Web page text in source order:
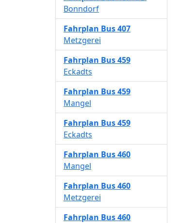
Bonndorf
Fahrplan Bus 407
Metzgerei
Fahrplan Bus 459
Eckadts
Fahrplan Bus 459
Mangel
Fahrplan Bus 459
Eckadts
Fahrplan Bus 460
Mangel
Fahrplan Bus 460
Metzgerei
Fahrplan Bus 460